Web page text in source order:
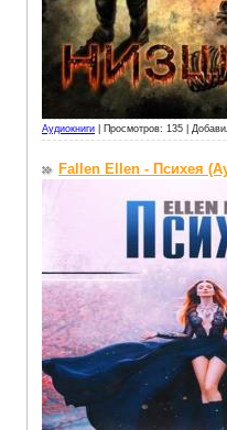
Аудиокниги Просмотров: 135 |
Fallen Ellen - Психея